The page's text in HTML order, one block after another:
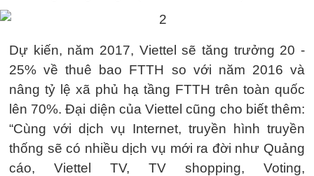
Dự kiến, năm 2017, Viettel sẽ tăng trưởng 20 -
25% về thuê bao FTTH so với năm 2016 và
nâng tỷ lệ xã phủ hạ tầng FTTH trên toàn quốc
lên 70%. Đại diện của Viettel cũng cho biết thêm:
“Cùng với dịch vụ Internet, truyền hình truyền
thống sẽ có nhiều dịch vụ mới ra đời như Quảng
cáo, Viettel TV, TV shopping, Voting,